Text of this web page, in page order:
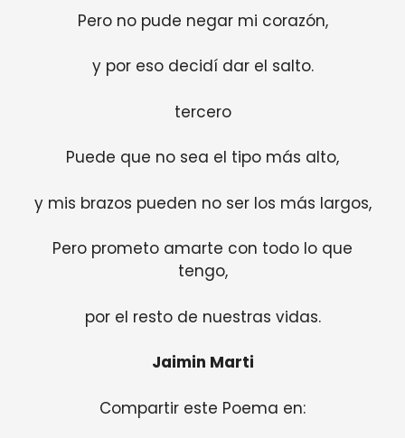
Pero no pude negar mi corazón,
y por eso decidí dar el salto.
tercero
Puede que no sea el tipo más alto,
y mis brazos pueden no ser los más largos,
Pero prometo amarte con todo lo que
tengo,
por el resto de nuestras vidas.
Jaimin Marti
Compartir este Poema en: